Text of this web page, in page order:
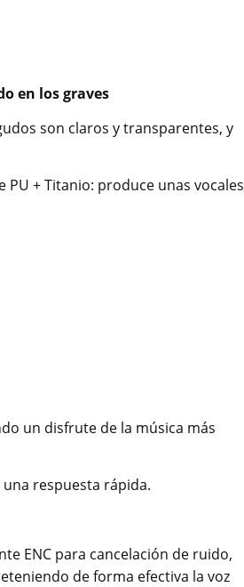
en los graves
son claros y transparentes, y
+ Titanio: produce unas vocales
un disfrute de la música más
respuesta rápida.
ENC para cancelación de ruido,
de forma efectiva la voz